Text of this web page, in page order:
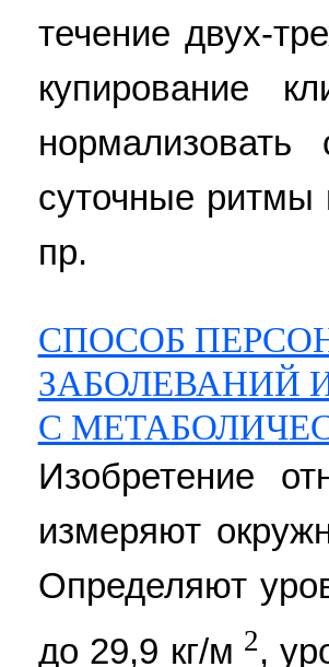
течение двух-
купирование
суточные ритмы
пр.
СПОСОБ
ЗАБОЛЕВАНИЙ
С
Изобретение
измеряют
Определяют
до 29,9 кг/м 2,